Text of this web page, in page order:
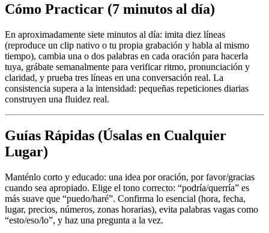
Cómo Practicar (7 minutos al día)
En aproximadamente siete minutos al día: imita diez líneas
(reproduce un clip nativo o tu propia grabación y habla al mismo
tiempo), cambia una o dos palabras en cada oración para hacerla
tuya, grábate semanalmente para verificar ritmo, pronunciación y
claridad, y prueba tres líneas en una conversación real. La
consistencia supera a la intensidad: pequeñas repeticiones diarias
construyen una fluidez real.
Guías Rápidas (Úsalas en Cualquier
Lugar)
Manténlo corto y educado: una idea por oración, por favor/gracias
cuando sea apropiado. Elige el tono correcto: “podría/querría” es
más suave que “puedo/haré”. Confirma lo esencial (hora, fecha,
lugar, precios, números, zonas horarias), evita palabras vagas como
“esto/eso/lo”, y haz una pregunta a la vez.